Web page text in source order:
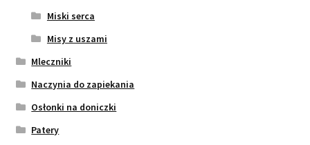
Miski serca
Misy z uszami
Mleczniki
Naczynia do zapiekania
Osłonki na doniczki
Patery